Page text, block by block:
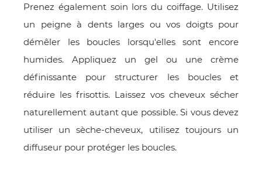
Prenez également soin lors du coiffage. Utilisez
un peigne à dents larges ou vos doigts pour
démêler les boucles lorsqu'elles sont encore
humides. Appliquez un gel ou une crème
définissante pour structurer les boucles et
réduire les frisottis. Laissez vos cheveux sécher
naturellement autant que possible. Si vous devez
utiliser un sèche-cheveux, utilisez toujours un
diffuseur pour protéger les boucles.